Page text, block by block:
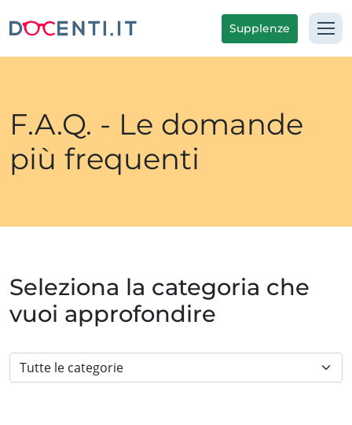
Supplenze
F.A.Q. - Le domande
più frequenti
Seleziona la categoria che
vuoi approfondire